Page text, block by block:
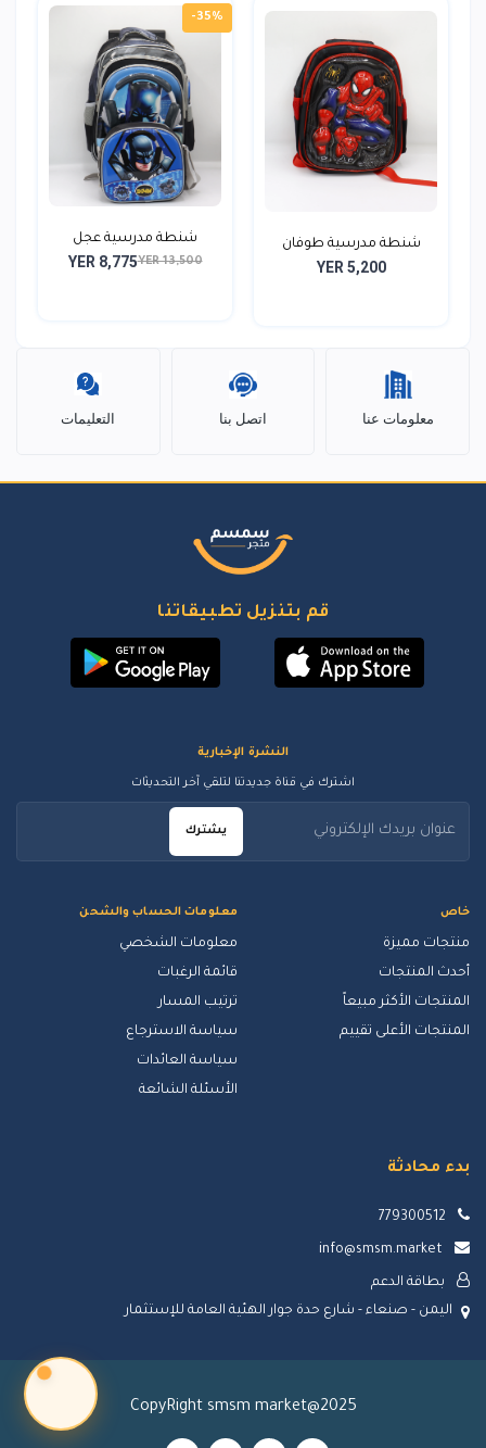
شنطة مدرسية طوفان
اسباي...
YER 5,200
-35%
شنطة مدرسية عجل
باتمان...YER 13,500
YER 8,775
معلومات عنا اتصل بنا التعليمات
قم بتنزيل تطبيقاتنا
خاص
منتجات مميزة
أحدث المنتجات
المنتجات الأكثر مبيعاً
المنتجات الأعلى تقييم
معلومات الحساب والشحن
معلومات الشخصي
قائمة الرغبات
ترتيب المسار
سياسة الاسترجاع
سياسة العائدات
الأسئلة الشائعة
النشرة الإخبارية
اشترك في قناة جديدتنا لتلقي آخر التحديثات
يشترك
بدء محادثة
779300512
info@smsm.market
بطاقة الدعم
اليمن - صنعاء - شارع حدة جوار الهئية العامة للإستثمار
CopyRight smsm market@2025